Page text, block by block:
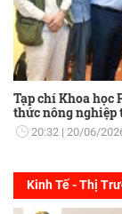
Tạp chí Khoa học
thức nông nghiệp
20:32 20/06/
Kinh Tế - Thị